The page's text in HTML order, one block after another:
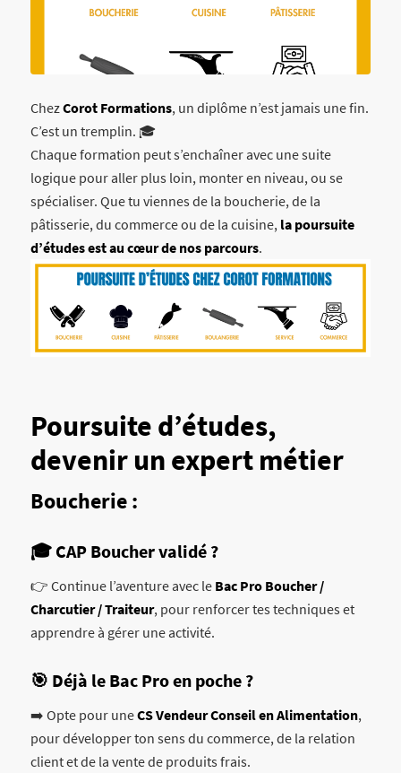
ChezCorot Formations, un diplôme n’est jamais une fin.
C’est un tremplin. 🎓
Chaque formation peut s’enchaîner avec une suite
logique pour aller plus loin, monter en niveau, ou se
spécialiser. Que tu viennes de la boucherie, de la
pâtisserie, du commerce ou de la cuisine, la poursuite
d’études est au cœur de nos parcours.
Poursuite d’études,
devenir un expert métier
Boucherie :
🎓 CAP Boucher validé ?
👉 Continue l’aventure avec le Bac Pro Boucher /
Charcutier / Traiteur, pour renforcer tes techniques et
apprendre à gérer une activité.
🎯 Déjà le Bac Pro en poche ?
➡️ Opte pour uneCS Vendeur Conseil en Alimentation,
pour développer ton sens du commerce, de la relation
client et de la vente de produits frais.